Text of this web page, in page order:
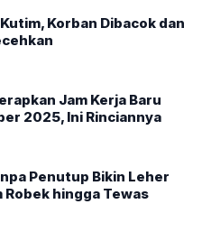
Korban Dibacok dan
Jam Kerja Baru
2025, Ini Rinciannya
Penutup Bikin Leher
Robek hingga Tewas